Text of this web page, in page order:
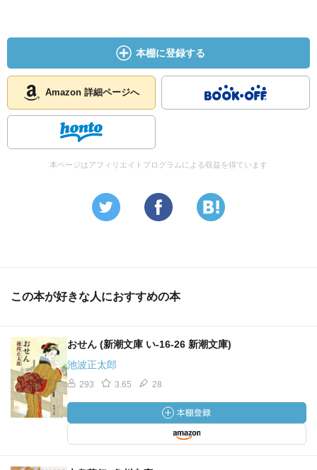
本棚に登録する
Amazon 詳細ページへ
本ページはアフィリエイトプログラムによる収益を得ています
この本が好きな人におすすめの本
おせん (新潮文庫 い-16-26 新潮文庫)
池波正太郎
293 3.65 28